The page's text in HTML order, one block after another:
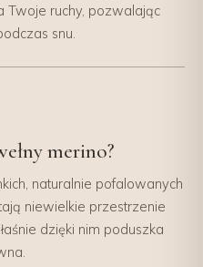
Twoje ruchy, pozwalając
snu.
merino?
naturalnie pofalowanych
niewielkie przestrzenie
dzięki nim poduszka